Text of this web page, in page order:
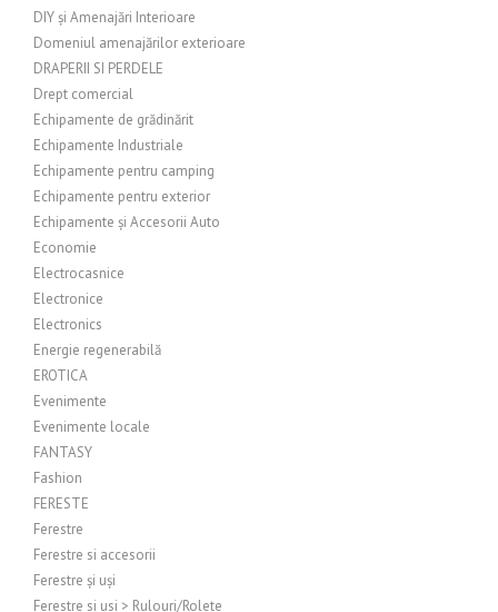
DIY și Amenajări Interioare
Domeniul amenajărilor exterioare
DRAPERII SI PERDELE
Drept comercial
Echipamente de grădinărit
Echipamente Industriale
Echipamente pentru camping
Echipamente pentru exterior
Echipamente și Accesorii Auto
Economie
Electrocasnice
Electronice
Electronics
Energie regenerabilă
EROTICA
Evenimente
Evenimente locale
FANTASY
Fashion
FERESTE
Ferestre
Ferestre si accesorii
Ferestre și uși
Ferestre si usi > Rulouri/Rolete